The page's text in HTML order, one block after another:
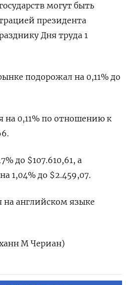
могут быть
президента
Дня труда 1
подорожал на 0,11% до
на 0,11% по отношению к
до $107.610,61, а
1,04% до $2.459,07.
английском языке
М Чериан)